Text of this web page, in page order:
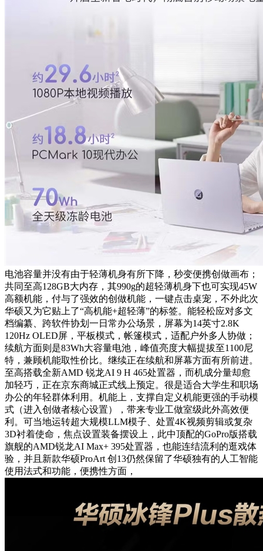
电池容量并没有由于轻薄机身有所下降，秒变便携创做画布；
共同至高128GB大内存，其990g的超轻薄机身下也可实现45W
高额机能，付与了强效的创做机能，一键点击桌宠，不外此次
华硕又为它贴上了“高机能+超轻薄”的标签。能轻松应对多文
档编纂、跨软件协划一日常办公场景，屏幕为14英寸2.8K
120Hz OLED屏，平板模式，帐篷模式，适配户外多人协做；
续航方面则是83Wh大容量电池，峰值亮度大幅提拔至1100尼
特，兼顾机能取性价比。继续正在续航和屏幕方面有所前进。
至高搭载全新AMD 锐龙AI 9 H 465处置器，而机成分量却愈
加轻巧，正在京东商城正式线上预定。很是适合大学生和职场
办公的年轻群体利用。机能上，支撑自定义机能更强的手动模
式（进入创做者核心设置），带来专业工做室级此外高效便
利。可当地运转超大规模LLM模子、处置4K视频剪辑或复杂
3D衬着使命，焦点设置装备摆设上，此中顶配的GoPro版搭载
旗舰的AMD锐龙AI Max+ 395处置器，也能连结流利的逛戏体
验，并且新款华硕ProArt 创13仍然保留了华硕独有的人工智能
使用法式和功能，便携性方面，